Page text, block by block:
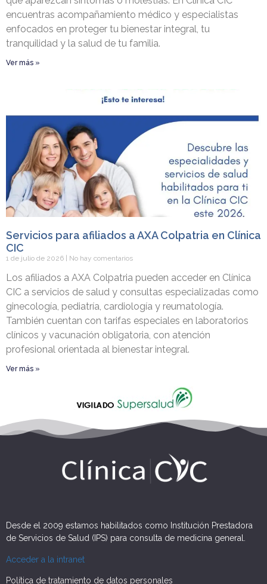
encuentras acompañamiento médico y especialistas
enfocados en proteger tu bienestar integral, tu
tranquilidad y la salud de tu familia.
Ver más »
Servicios para afiliados a AXA Colpatria en Clínica
CIC
1 de julio de 2026 No hay comentarios
Los afiliados a AXA Colpatria pueden acceder en Clínica
CIC a servicios de salud y consultas especializadas como
ginecología, pediatría, cardiología y reumatología.
También cuentan con tarifas especiales en laboratorios
clínicos y vacunación obligatoria, con atención
profesional orientada al bienestar integral.
Ver más »
Desde el 2009 estamos habilitados como Institución Prestadora
de Servicios de Salud (IPS) para consulta de medicina general.
Acceder a la intranet
Política de tratamiento de datos personales